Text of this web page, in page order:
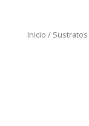
Inicio / Sustratos